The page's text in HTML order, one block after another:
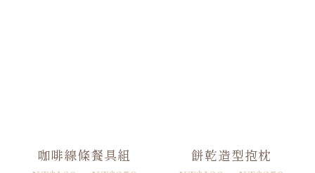
咖啡線條餐具組 餅乾造型抱枕